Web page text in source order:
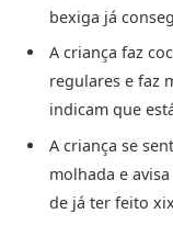
bexiga já
A criança faz
regulares e faz
indicam que
A criança se
molhada e
de já ter feito